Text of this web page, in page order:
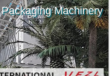
Machinery